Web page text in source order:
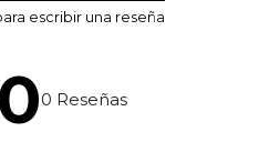
0 Reseñas